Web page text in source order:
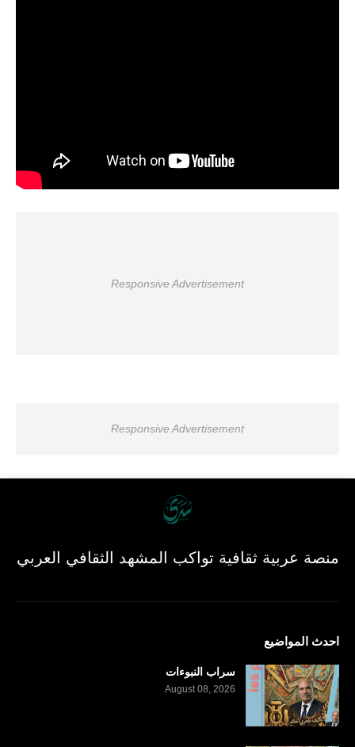
Responsive Advertisement
Responsive Advertisement
منصة عربية ثقافية تواكب المشهد الثقافي العربي
احدث المواضيع
سراب النبوءات
August 08, 2026